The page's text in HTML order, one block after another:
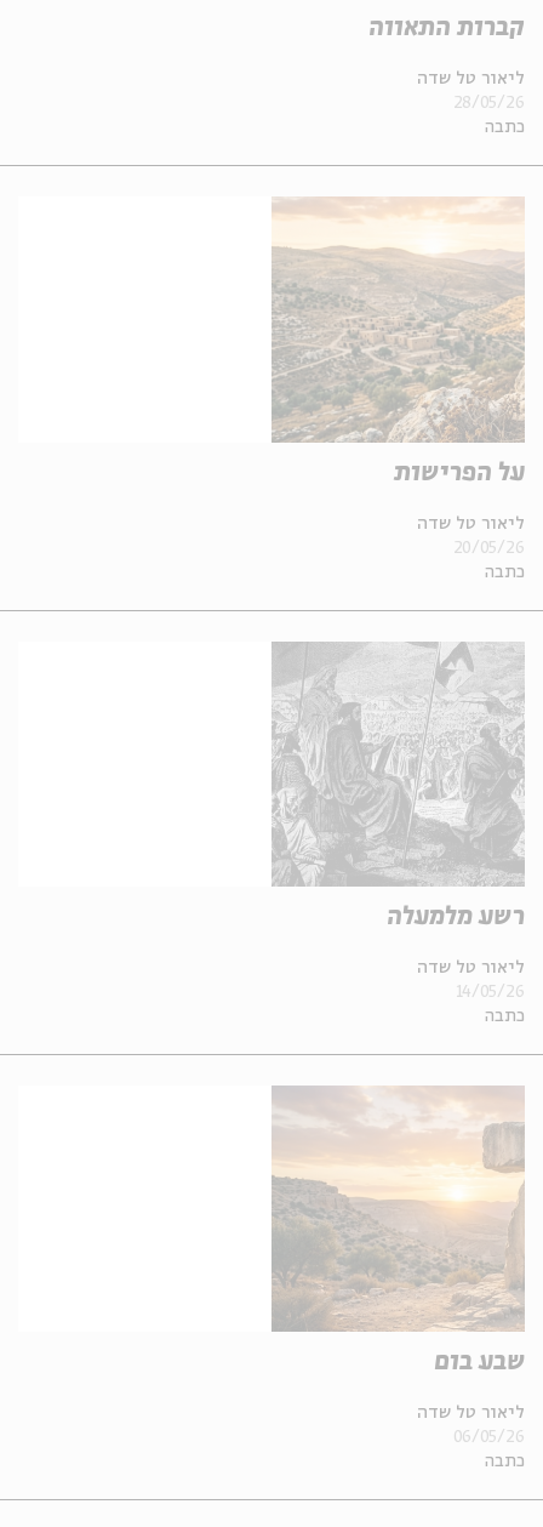
קברות התאווה
ליאור טל שדה
כתבה
28/05/26
על הפרישות
ליאור טל שדה
כתבה
20/05/26
רשע מלמעלה
ליאור טל שדה
כתבה
14/05/26
שבע בום
ליאור טל שדה
כתבה
06/05/26